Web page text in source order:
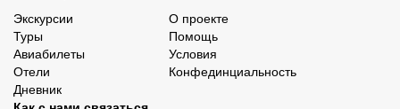
Экскурсии
Туры
Авиабилеты
Отели
Дневник
О проекте
Помощь
Условия
Конфединциальность